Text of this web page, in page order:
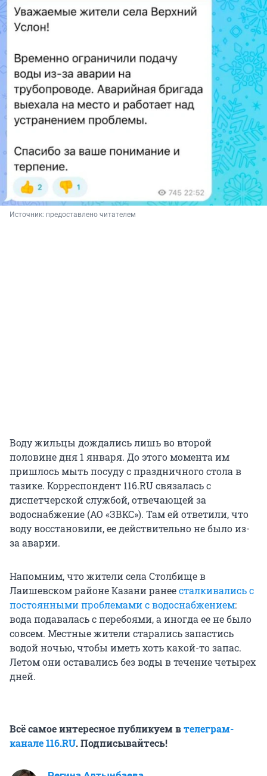
Источник: предоставлено читателем
Воду жильцы дождались лишь во второй
половине дня 1 января. До этого момента им
пришлось мыть посуду с праздничного стола в
тазике. Корреспондент 116.RU связалась с
диспетчерской службой, отвечающей за
водоснабжение (АО «ЗВКС»). Там ей ответили, что
воду восстановили, ее действительно не было из-
за аварии.
Напомним, что жители села Столбище в
Лаишевском районе Казани ранеесталкивались с
постоянными проблемами с водоснабжением:
вода подавалась с перебоями, а иногда ее не было
совсем. Местные жители старались запастись
водой ночью, чтобы иметь хоть какой-то запас.
Летом они оставались без воды в течение четырех
дней.
Всё самое интересное публикуем втелеграм-
канале 116.RU. Подписывайтесь!